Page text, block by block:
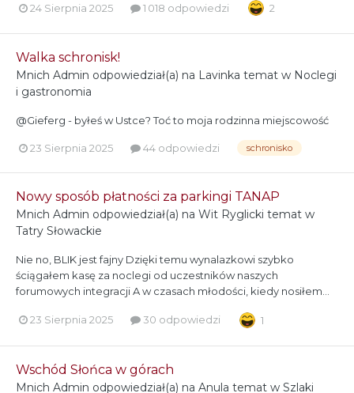
24 Sierpnia 2025 1 018 odpowiedzi 2
Walka schronisk!
Mnich Admin odpowiedział(a) na Lavinka temat w Noclegi
i gastronomia
@Gieferg - byłeś w Ustce? Toć to moja rodzinna miejscowość
23 Sierpnia 2025 44 odpowiedzi schronisko
Nowy sposób płatności za parkingi TANAP
Mnich Admin odpowiedział(a) na Wit Ryglicki temat w
Tatry Słowackie
Nie no, BLIK jest fajny Dzięki temu wynalazkowi szybko
ściągałem kasę za noclegi od uczestników naszych
forumowych integracji A w czasach młodości, kiedy nosiłem...
23 Sierpnia 2025 30 odpowiedzi 1
Wschód Słońca w górach
Mnich Admin odpowiedział(a) na Anula temat w Szlaki